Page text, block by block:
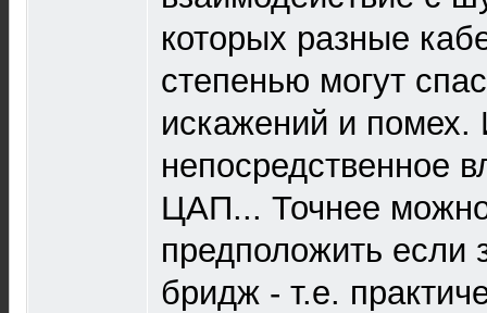
которых разные
степенью могут
искажений и помех.
непосредственное
ЦАП... Точнее
предположить если
бридж - т.е.